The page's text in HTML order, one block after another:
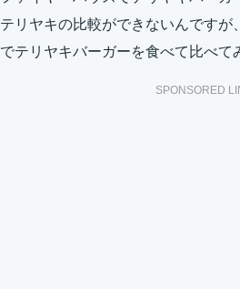
テリヤキの比較ができないんですが
でテリヤキバーガーを食べて比べて
SPONSORED